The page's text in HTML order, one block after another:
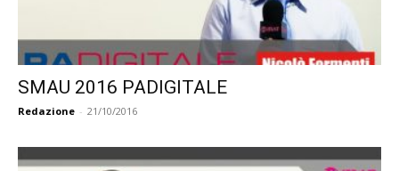
SMAU 2016 PADIGITALE
Redazione - 21/10/2016